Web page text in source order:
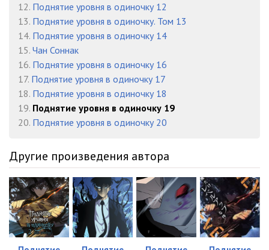
12. Поднятие уровня в одиночку 12
13. Поднятие уровня в одиночку. Том 13
14. Поднятие уровня в одиночку 14
15. Чан Соннак
16. Поднятие уровня в одиночку 16
17. Поднятие уровня в одиночку 17
18. Поднятие уровня в одиночку 18
19. Поднятие уровня в одиночку 19
20. Поднятие уровня в одиночку 20
Другие произведения автора